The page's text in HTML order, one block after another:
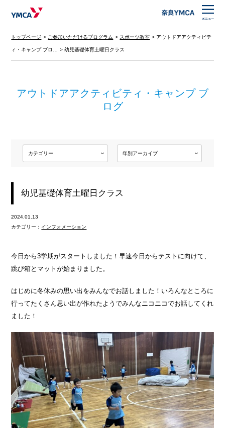
トップページ ご参加いただけるプログラム スポーツ教室 アウトドアアクティビテ
ィ・キャンプ ブロ… 幼児基礎体育土曜日クラス
アウトドアアクティビティ・キャンプ ブ
ログ
幼児基礎体育土曜日クラス
2024.01.13
カテゴリー： インフォメーション
今日から3学期がスタートしました！早速今日からテストに向けて、
跳び箱とマットが始まりました。
はじめに冬休みの思い出をみんなでお話しました！いろんなところに
行ってたくさん思い出が作れたようでみんなニコニコでお話してくれ
ました！